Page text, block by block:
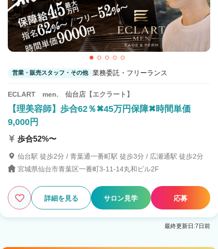
Tink 横須賀中央【ティンク】
横須賀中央駅 徒歩1分
営業・販売スタッフ・その他 業務委託・フリーランス
ECLART men. 仙台店【エクラート】
【理美容師】歩合62％✖45万円保障✖時間単価
9,000円
歩合52%〜
仙台駅 徒歩2分 / 青葉通一番町駅 徒歩3分 / 広瀬通駅 徒歩2分
宮城県仙台市青葉区一番町3-11-14丸和ビル2F
詳細を見る サロン見学 応募
最終更新日:7日前